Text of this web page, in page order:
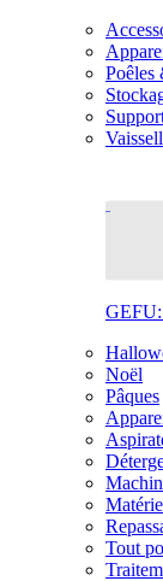
Poêles
GEFU:
Noël
Pâques
Tout